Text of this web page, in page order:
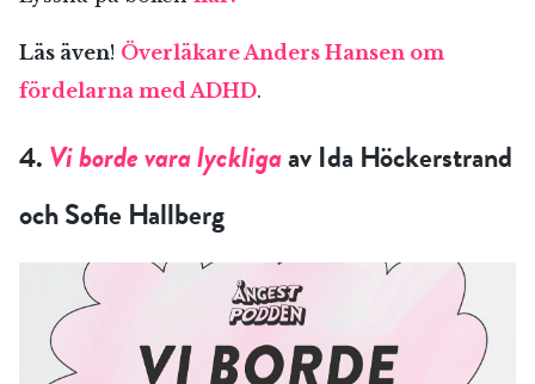
Läs även! Överläkare Anders Hansen om
fördelarna med ADHD.
4.Vi borde vara lyckligaav Ida Höckerstrand
och Sofie Hallberg